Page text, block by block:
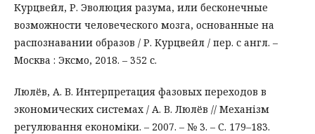
Курцвейл, Р. Эволюция разума, или бесконечные
возможности человеческого мозга, основанные на
распознавании образов / Р. Курцвейл / пер. с англ. –
Москва : Эксмо, 2018. – 352 с.
Люлёв, А. В. Интерпретация фазовых переходов в
экономических системах / А. В. Люлёв // Механізм
регулювання економіки. – 2007. – № 3. – С. 179–183.